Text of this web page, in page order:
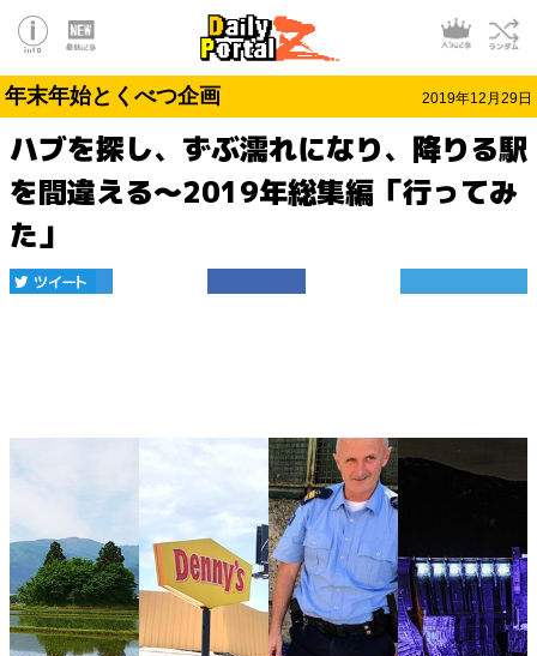
年末年始とくべつ企画 2019年12月29日
ハブを探し、ずぶ濡れになり、降りる駅
を間違える～2019年総集編「行ってみ
た」